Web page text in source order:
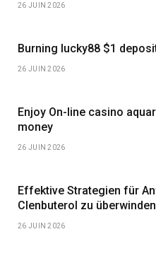
26 JUIN 2026
Burning lucky88 $1
26 JUIN 2026
Enjoy On-line casino
money
26 JUIN 2026
Effektive Strategien für
Clenbuterol zu überwinden
26 JUIN 2026